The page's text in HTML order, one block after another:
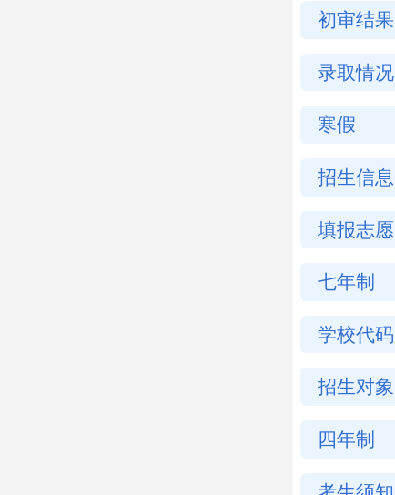
初审结果
录取情况
寒假
招生信息
填报志愿
七年制
学校代码
招生对象
四年制